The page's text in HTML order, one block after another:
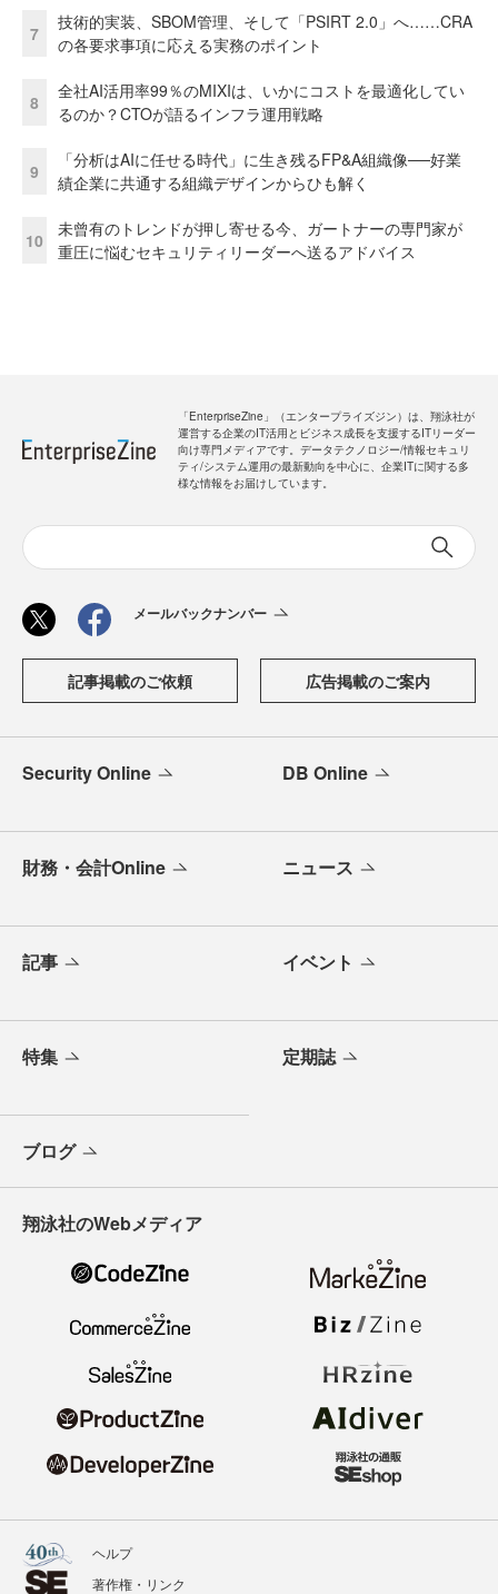
7
技術的実装、SBOM管理、そして「PSIRT 2.0」へ……CRA
の各要求事項に応える実務のポイント
8
全社AI活用率99％のMIXIは、いかにコストを最適化してい
るのか？CTOが語るインフラ運用戦略
9
「分析はAIに任せる時代」に生き残るFP&A組織像──好業
績企業に共通する組織デザインからひも解く
10
未曾有のトレンドが押し寄せる今、ガートナーの専門家が
重圧に悩むセキュリティリーダーへ送るアドバイス
「EnterpriseZine」（エンタープライズジン）は、翔泳社が
運営する企業のIT活用とビジネス成長を支援するITリーダー
向け専門メディアです。データテクノロジー/情報セキュリ
ティ/システム運用の最新動向を中心に、企業ITに関する多
様な情報をお届けしています。
メールバックナンバー
記事掲載のご依頼 広告掲載のご案内
Security Online DB Online
財務・会計Online ニュース
記事 イベント
特集 定期誌
ブログ
翔泳社のWebメディア
ヘルプ
著作権・リンク